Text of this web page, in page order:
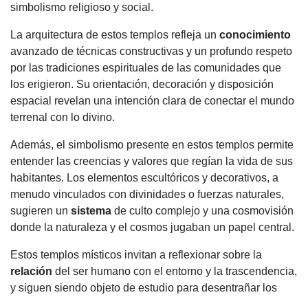
simbolismo religioso y social.
La arquitectura de estos templos refleja un conocimiento
avanzado de técnicas constructivas y un profundo respeto
por las tradiciones espirituales de las comunidades que
los erigieron. Su orientación, decoración y disposición
espacial revelan una intención clara de conectar el mundo
terrenal con lo divino.
Además, el simbolismo presente en estos templos permite
entender las creencias y valores que regían la vida de sus
habitantes. Los elementos escultóricos y decorativos, a
menudo vinculados con divinidades o fuerzas naturales,
sugieren un sistema de culto complejo y una cosmovisión
donde la naturaleza y el cosmos jugaban un papel central.
Estos templos místicos invitan a reflexionar sobre la
relación del ser humano con el entorno y la trascendencia,
y siguen siendo objeto de estudio para desentrañar los